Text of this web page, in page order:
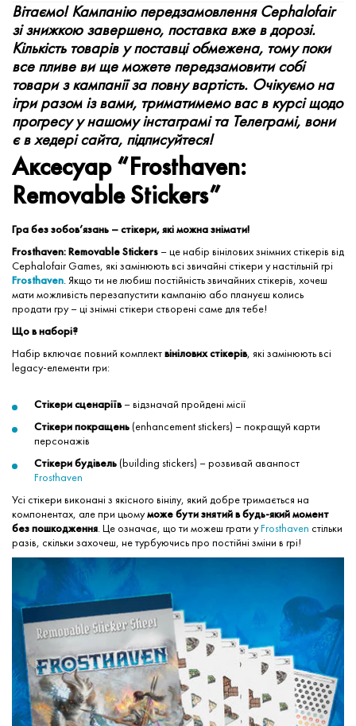
Вітаємо! Кампанію передзамовлення Cephalofair
зі знижкою завершено, поставка вже в дорозі.
Кількість товарів у поставці обмежена, тому поки
все пливе ви ще можете передзамовити собі
товари з кампанії за повну вартість. Очікуємо на
ігри разом із вами, триматимемо вас в курсі щодо
прогресу у нашому інстаграмі та Телеграмі, вони
є в хедері сайта, підписуйтеся!
Аксесуар “Frosthaven:
Removable Stickers”
Гра без зобов’язань – стікери, які можна знімати!
Frosthaven: Removable Stickers – це набір вінілових знімних стікерів від
Cephalofair Games, які замінюють всі звичайні стікери у настільній грі
Frosthaven. Якщо ти не любиш постійність звичайних стікерів, хочеш
мати можливість перезапустити кампанію або плануєш колись
продати гру – ці знімні стікери створені саме для тебе!
Що в наборі?
Набір включає повний комплектвінілових стікерів, які замінюють всі
legacy-елементи гри:
Стікери сценаріїв– відзначай пройдені місії
Стікери покращень (enhancement stickers) – покращуй карти
персонажів
Стікери будівель (building stickers) – розвивай аванпост
Frosthaven
Усі стікери виконані з якісного вінілу, який добре тримається на
компонентах, але при цьомуможе бути знятий в будь-який момент
без пошкодження. Це означає, що ти можеш грати уFrosthaven стільки
разів, скільки захочеш, не турбуючись про постійні зміни в грі!